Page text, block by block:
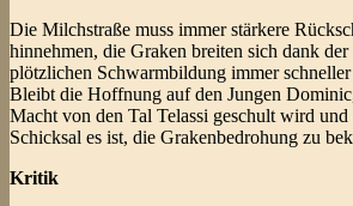
Die Milchstraße muss immer stärkere
hinnehmen, die Graken breiten sich dank der
plötzlichen Schwarmbildung immer schneller
Bleibt die Hoffnung auf den Jungen
Macht von den Tal Telassi geschult wird und
Schicksal es ist, die Grakenbedrohung zu
Kritik